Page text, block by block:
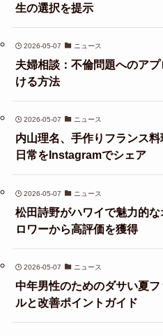
生の選択を提示
2026-05-07 ニュース
夫婦相談：不倫問題へのア
ける方法
2026-05-07 ニュース
内山理名、手作りフランス
日常をInstagramでシェア
2026-05-07 ニュース
松田詩野がハワイで魅力的
ロワーから高評価を獲得
2026-05-07 ニュース
中年男性のためのダサい夏
ルと改善ポイントガイド